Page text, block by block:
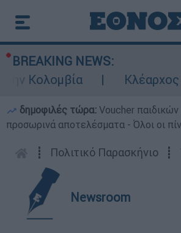
BREAKING NEWS:
Κολομβία
Κλέαρχος
δημοφιλές τώρα: Voucher
προσωρινά αποτελέσματα - Όλοι οι
┋ Πολιτικό Παρασκήνιο ┋
Newsroom